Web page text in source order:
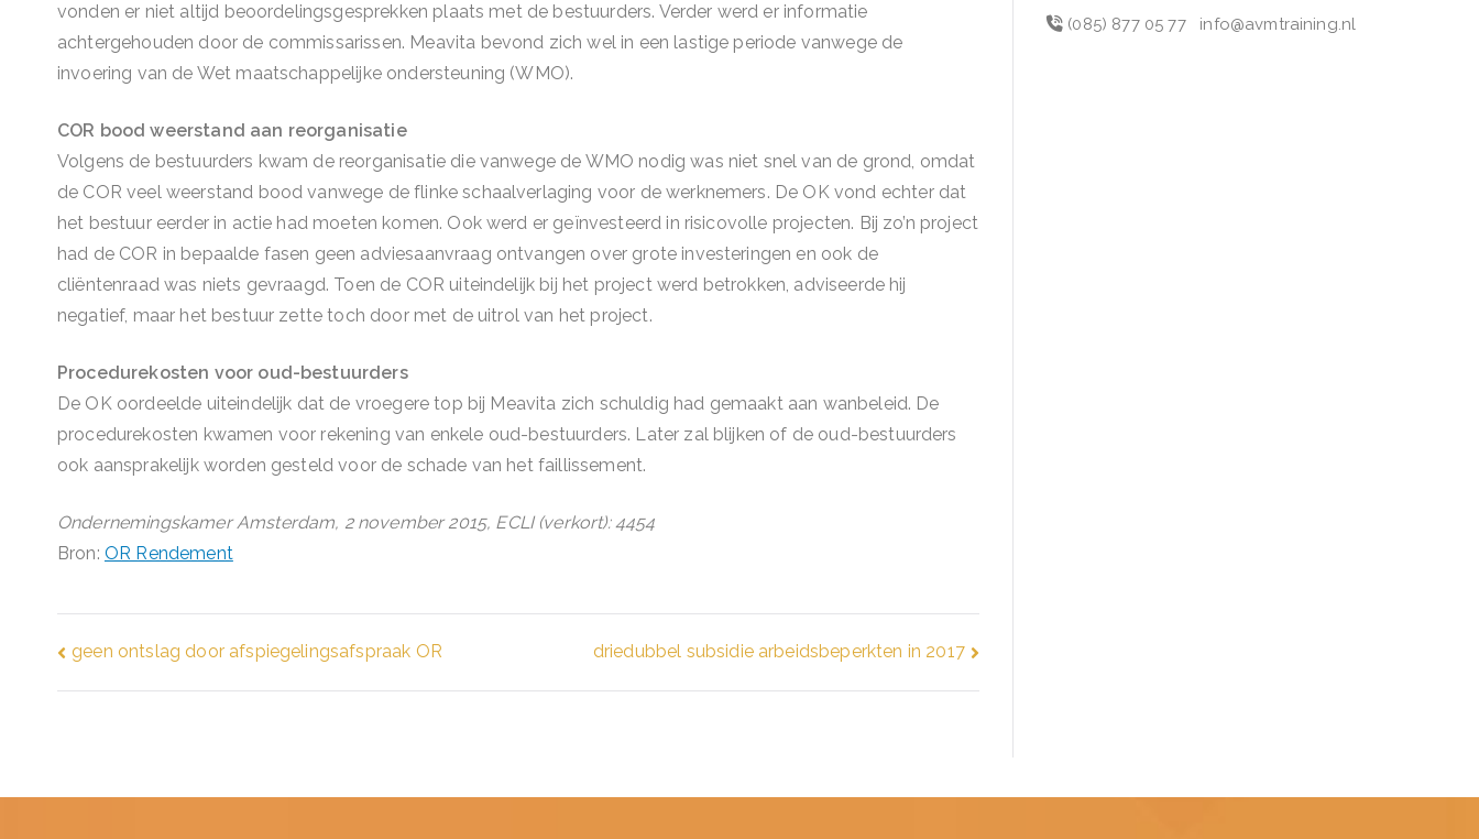
vonden er niet altijd beoordelingsgesprekken plaats met de bestuurders. Verder werd er informatie
achtergehouden door de commissarissen. Meavita bevond zich wel in een lastige periode vanwege de
invoering van de Wet maatschappelijke ondersteuning (WMO).
COR bood weerstand aan reorganisatie
Volgens de bestuurders kwam de reorganisatie die vanwege de WMO nodig was niet snel van de grond, omdat
de COR veel weerstand bood vanwege de flinke schaalverlaging voor de werknemers. De OK vond echter dat
het bestuur eerder in actie had moeten komen. Ook werd er geïnvesteerd in risicovolle projecten. Bij zo’n project
had de COR in bepaalde fasen geen adviesaanvraag ontvangen over grote investeringen en ook de
cliëntenraad was niets gevraagd. Toen de COR uiteindelijk bij het project werd betrokken, adviseerde hij
negatief, maar het bestuur zette toch door met de uitrol van het project.
Procedurekosten voor oud-bestuurders
De OK oordeelde uiteindelijk dat de vroegere top bij Meavita zich schuldig had gemaakt aan wanbeleid. De
procedurekosten kwamen voor rekening van enkele oud-bestuurders. Later zal blijken of de oud-bestuurders
ook aansprakelijk worden gesteld voor de schade van het faillissement.
Ondernemingskamer Amsterdam, 2 november 2015, ECLI (verkort): 4454
Bron: OR Rendement
Bericht
navigatie
geen ontslag door afspiegelingsafspraak OR driedubbel subsidie arbeidsbeperkten in 2017
(085) 877 05 77 info@avmtraining.nl